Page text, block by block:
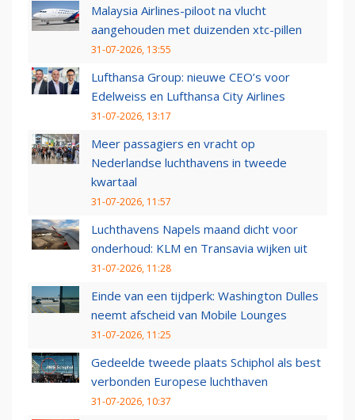
Malaysia Airlines-piloot na vlucht
aangehouden met duizenden xtc-pillen
31-07-2026, 13:55
Lufthansa Group: nieuwe CEO’s voor
Edelweiss en Lufthansa City Airlines
31-07-2026, 13:17
Meer passagiers en vracht op
Nederlandse luchthavens in tweede
kwartaal
31-07-2026, 11:57
Luchthavens Napels maand dicht voor
onderhoud: KLM en Transavia wijken uit
31-07-2026, 11:28
Einde van een tijdperk: Washington Dulles
neemt afscheid van Mobile Lounges
31-07-2026, 11:25
Gedeelde tweede plaats Schiphol als best
verbonden Europese luchthaven
31-07-2026, 10:37